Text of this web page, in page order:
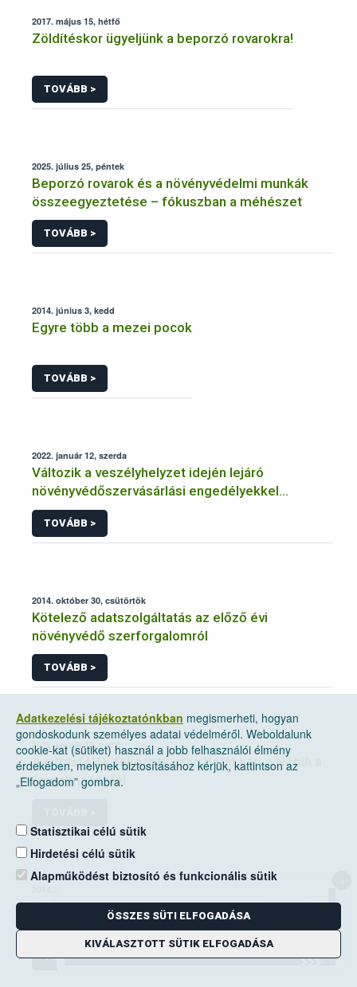
2017. május 15, hétfő
Zöldítéskor ügyeljünk a beporzó rovarokra!
TOVÁBB >
2025. július 25, péntek
Beporzó rovarok és a növényvédelmi munkák
összeegyeztetése – fókuszban a méhészet
TOVÁBB >
2014. június 3, kedd
Egyre több a mezei pocok
TOVÁBB >
2022. január 12, szerda
Változik a veszélyhelyzet idején lejáró
növényvédőszervásárlási engedélyekkel
kapcsolatos szabályozás
TOVÁBB >
2014. október 30, csütörtök
Kötelező adatszolgáltatás az előző évi
növényvédő szerforgalomról
TOVÁBB >
2022. január 10, hétfő
A citrusfélék fokozott vizsgálatát kéri a Nébih a
forgalmazóktól
A mezei pocok elleni védekezési kötelezettség
a földhasználók kiemelt feladata
TOVÁBB >
Adatkezelési tájékoztatónkban megismerheti, hogyan
gondoskodunk személyes adatai védelméről. Weboldalunk
cookie-kat (sütiket) használ a jobb felhasználói élmény
érdekében, melynek biztosításához kérjük, kattintson az
„Elfogadom” gombra.
Statisztikai célú sütik
Hirdetési célú sütik
Alapműködést biztosító és funkcionális sütik
ÖSSZES SÜTI ELFOGADÁSA
KIVÁLASZTOTT SÜTIK ELFOGADÁSA